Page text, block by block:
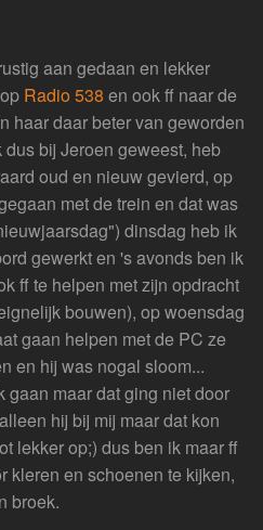
aan gedaan en lekker
Radio 538 en ook ff naar de
haar daar beter van geworden
bij Jeroen geweest, heb
oud en nieuw gevierd, op
met de trein en dat was
dinsdag heb ik
gewerkt en 's avonds ben ik
ff te helpen met zijn opdracht
bouwen), op woensdag
gaan helpen met de PC ze
en hij was nogal sloom...
maar dat ging niet door
hij bij mij maar dat kon
lekker op;) dus ben ik maar ff
kleren en schoenen te kijken,
broek.